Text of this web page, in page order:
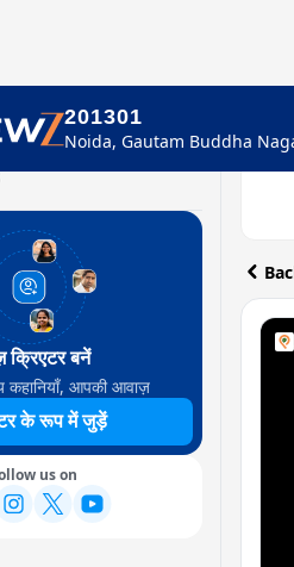
201301
क्रिएटर बनें
कहानियाँ, आपकी आवाज़
के रूप में जुड़ें
us on